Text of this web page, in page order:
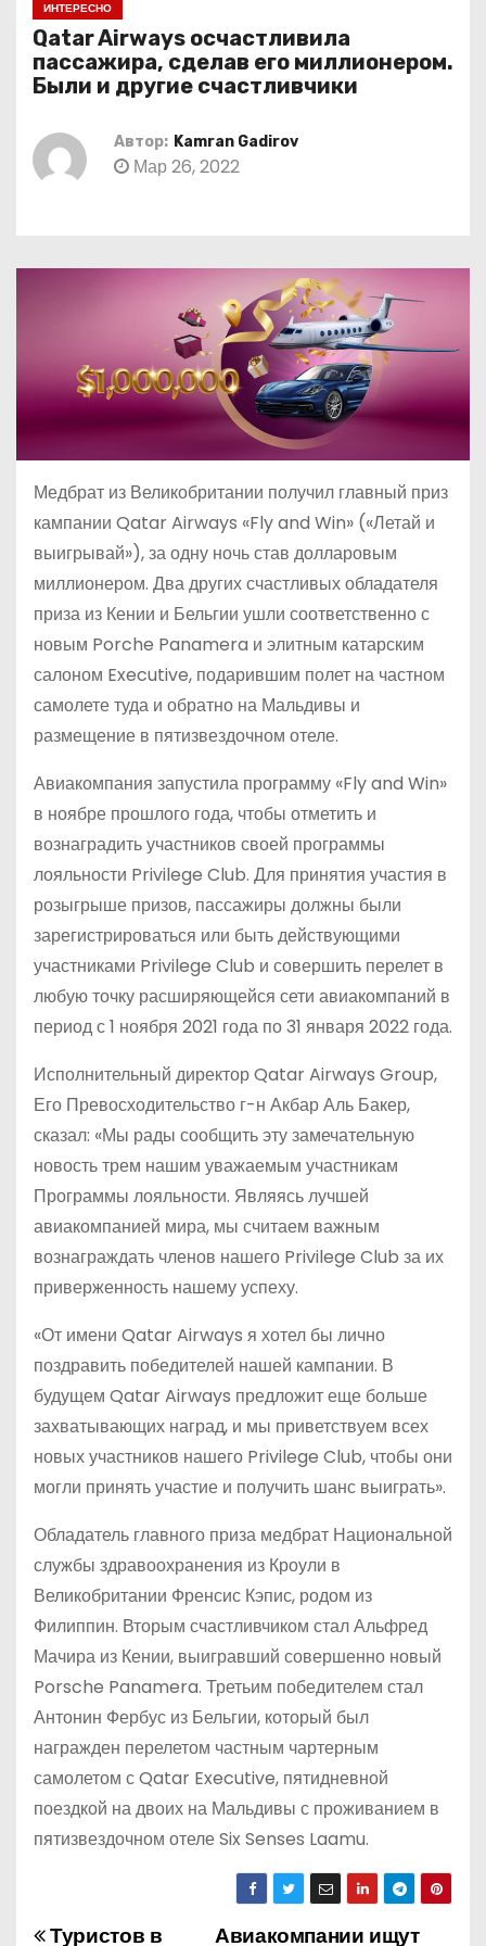
ИНТЕРЕСНО
Qatar Airways oсчастливила
пассажира, сделав его миллионером.
Были и другие счастливчики
Автор: Kamran Gadirov
Мар 26, 2022
Медбрат из Великобритании получил главный приз
кампании Qatar Airways «Fly and Win» («Летай и
выигрывай»), за одну ночь став долларовым
миллионером. Два других счастливых обладателя
приза из Кении и Бельгии ушли соответственно с
новым Porche Panamera и элитным катарским
салоном Executive, подарившим полет на частном
самолете туда и обратно на Мальдивы и
размещение в пятизвездочном отеле.
Авиакомпания запустила программу «Fly and Win»
в ноябре прошлого года, чтобы отметить и
вознаградить участников своей программы
лояльности Privilege Club. Для принятия участия в
розыгрыше призов, пассажиры должны были
зарегистрироваться или быть действующими
участниками Privilege Club и совершить перелет в
любую точку расширяющейся сети авиакомпаний в
период с 1 ноября 2021 года по 31 января 2022 года.
Исполнительный директор Qatar Airways Group,
Его Превосходительство г-н Акбар Аль Бакер,
сказал: «Мы рады сообщить эту замечательную
новость трем нашим уважаемым участникам
Программы лояльности. Являясь лучшей
авиакомпанией мира, мы считаем важным
вознаграждать членов нашего Privilege Club за их
приверженность нашему успеху.
«От имени Qatar Airways я хотел бы лично
поздравить победителей нашей кампании. В
будущем Qatar Airways предложит еще больше
захватывающих наград, и мы приветствуем всех
новых участников нашего Privilege Club, чтобы они
могли принять участие и получить шанс выиграть».
Обладатель главного приза медбрат Национальной
службы здравоохранения из Кроули в
Великобритании Френсис Кэпис, родом из
Филиппин. Вторым счастливчиком стал Альфред
Мачира из Кении, выигравший совершенно новый
Porsche Panamera. Третьим победителем стал
Антонин Фербус из Бельгии, который был
награжден перелетом частным чартерным
самолетом с Qatar Executive, пятидневной
поездкой на двоих на Мальдивы с проживанием в
пятизвездочном отеле Six Senses Laamu.
Авиакомпании ищут
Туристов в